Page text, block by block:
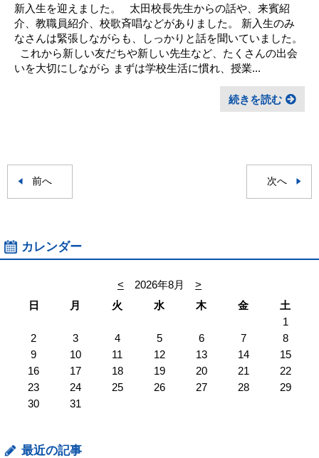
新入生を迎えました。 太田校長先生からの話や、来賓紹
介、教職員紹介、校歌斉唱などがありました。 新入生のみ
なさんは緊張しながらも、しっかりと話を聞いていました。
これから新しい友だちや新しい先生など、たくさんの出会
いを大切にしながら まずは学校生活に慣れ、授業...
続きを読む
前へ 次へ
カレンダー
< 2026年8月
>
日
月 火 水 木 金
土
1
2
3 4 5 6 7
8
9
10 11 12 13 14
15
16
17 18 19 20 21
22
23
24 25 26 27 28
29
30
31
最近の記事